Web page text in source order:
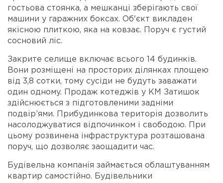
гостьова стоянка, а мешканці зберігають свої
машини у гаражних боксах. Об'єкт викладен
якісною плиткою, яка на ковзає. Поруч є густий
сосновий ліс.
Закрите селище включає всього 14 будинків.
Вони розміщені на просторих ділянках площею
від 3,8 сотки, тому сусіди не будуть заважати
один одному. Продаж котеджів у КМ Затишок
здійснюється з підготовленими задніми
подвір’ями. Прибудинкова територія дозволить
насолоджуватися відпочинком і свободою. При
цьому розвинена інфраструктура розташована
поруч, що дозволяє заощадити час.
Будівельна компанія займається облаштуванням
квартир самостійно. Будівельники